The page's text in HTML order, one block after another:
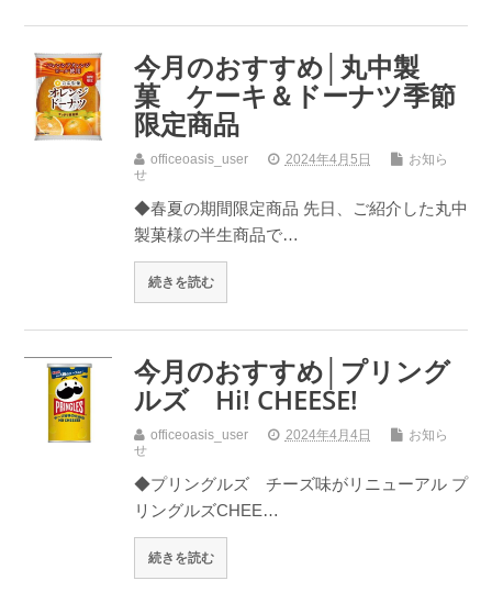
今月のおすすめ│丸中製
菓 ケーキ＆ドーナツ季節
限定商品
officeoasis_user 2024年4月5日
お知ら
せ
◆春夏の期間限定商品 先日、ご紹介した丸中
製菓様の半生商品で…
続きを読む
今月のおすすめ│プリング
ルズ Hi! CHEESE!
officeoasis_user 2024年4月4日
お知ら
せ
◆プリングルズ チーズ味がリニューアル プ
リングルズCHEE…
続きを読む